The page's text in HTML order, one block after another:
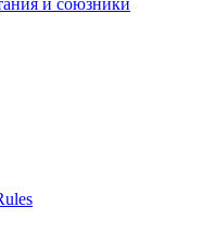
и союзники